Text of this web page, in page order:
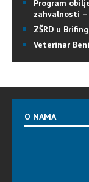
Program
zahvalnosti
ZŠRD u
Veterinar
O NAMA